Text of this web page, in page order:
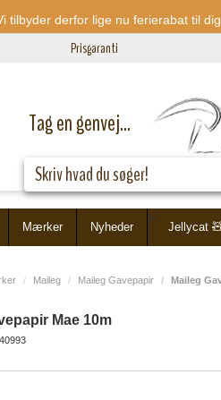
tilbyder derfor lige nu ferierabat til
Prisgaranti
Tag en genvej...
Mærker Nyheder
>
Jellycat
Maileg Maileg Gavepapir Maileg
Mae 10m